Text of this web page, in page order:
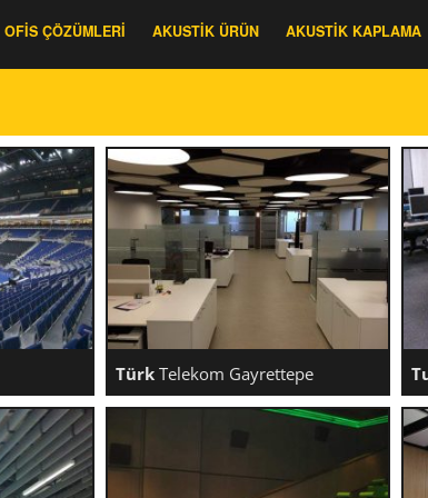
OFIS ÇÖZÜMLERI AKUSTIK ÜRÜN AKUSTIK KAPLAMA
TÜRK TELEKOM GAYRETTEPE
TürkTelekom Gayrettepe